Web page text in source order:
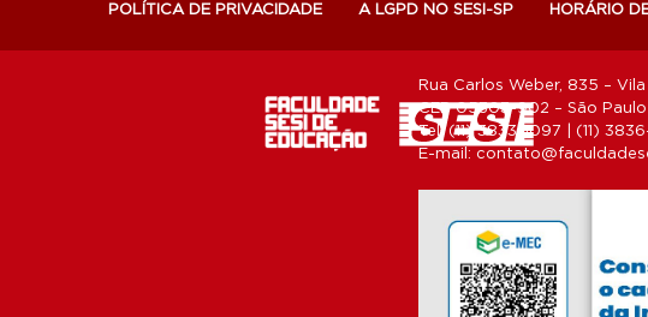
POLÍTICA DE PRIVACIDADE A LGPD NO SESI-SP HORÁRIO
Rua Carlos Weber, 835 –
CEP 05303-902 – São Paulo
Tel: (11) 3833-1097 | (11)
E-mail: